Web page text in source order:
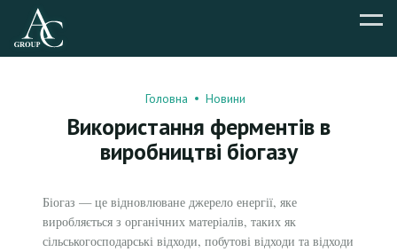
Головна Новини
Використання ферментів в
виробництві біогазу
Біогаз — це відновлюване джерело енергії, яке
виробляється з органічних матеріалів, таких як
сільськогосподарські відходи, побутові відходи та відходи